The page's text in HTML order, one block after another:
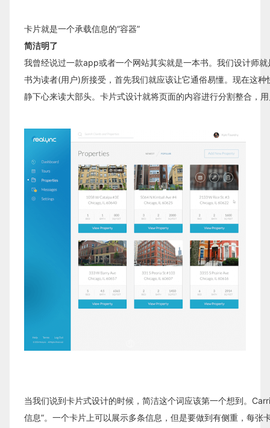
卡片就是一个承载信息的“容器”
简洁明了
我曾经说过一款app或者一个网站其实就是一本书。我们设计师
书为读者(用户)所接受，首先我们就应该让它通俗易懂。现在这
静下心来读大部头。卡片式设计就将页面的内容进行分割整合，
当我们说到卡片式设计的时候，简洁这个词应该第一个想到。
信息”。一个卡片上可以展示多条信息，但是要做到有侧重，每张